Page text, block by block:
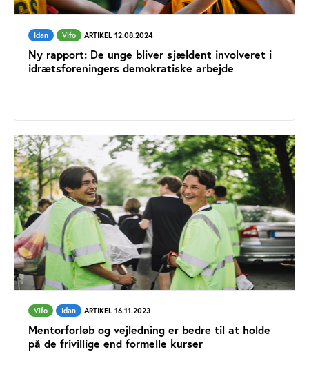
Idan Vifo ARTIKEL 12.08.2024
Ny rapport: De unge bliver sjældent involveret i
idrætsforeningers demokratiske arbejde
Vifo Idan ARTIKEL 16.11.2023
Mentorforløb og vejledning er bedre til at holde
på de frivillige end formelle kurser